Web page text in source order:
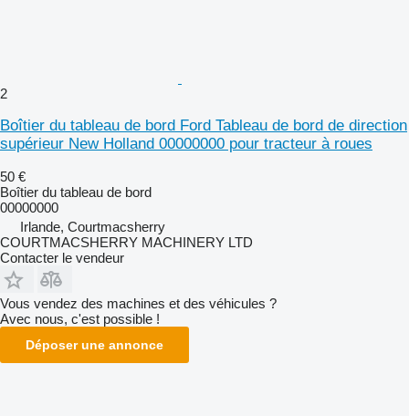
2
Boîtier du tableau de bord Ford Tableau de bord de direction
supérieur New Holland 00000000 pour tracteur à roues
50 €
Boîtier du tableau de bord
00000000
Irlande, Courtmacsherry
COURTMACSHERRY MACHINERY LTD
Contacter le vendeur
Vous vendez des machines et des véhicules ?
Avec nous, c'est possible !
Déposer une annonce